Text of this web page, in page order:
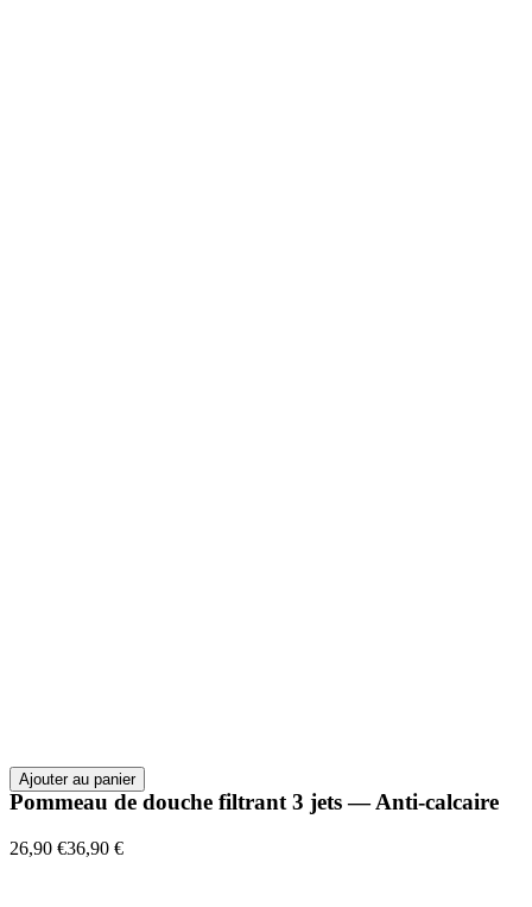
Ajouter au panier
Pommeau de douche filtrant 3 jets — Anti-calcaire
26,90 €36,90 €